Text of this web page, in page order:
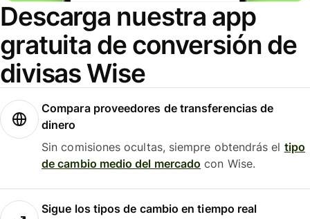
Descarga nuestra app
gratuita de conversión de
divisas Wise
Compara proveedores de transferencias de
dinero
Sin comisiones ocultas, siempre obtendrás el tipo
de cambio medio del mercado con Wise.
Sigue los tipos de cambio en tiempo real